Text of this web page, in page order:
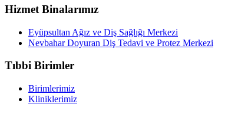
Hizmet Binalarımız
Eyüpsultan Ağız ve Diş Sağlığı Merkezi
Nevbahar Doyuran Diş Tedavi ve Protez Merkezi
Tıbbi Birimler
Birimlerimiz
Kliniklerimiz